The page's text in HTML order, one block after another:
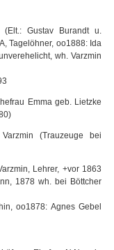
(Elt.: Gustav Burandt u.
Tagelöhner, oo1888: Ida
wh. Varzmin
Emma geb. Lietzke
(Trauzeuge bei
Lehrer, +vor 1863
1878 wh. bei Böttcher
oo1878: Agnes Gebel